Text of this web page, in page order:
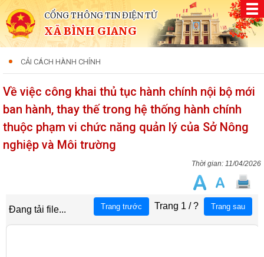
CỔNG THÔNG TIN ĐIỆN TỬ
XÃ BÌNH GIANG
CẢI CÁCH HÀNH CHÍNH
Về việc công khai thủ tục hành chính nội bộ mới
ban hành, thay thế trong hệ thống hành chính
thuộc phạm vi chức năng quản lý của Sở Nông
nghiệp và Môi trường
11/04/2026